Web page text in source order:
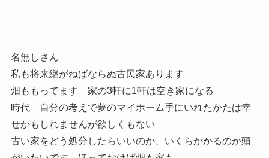
名無しさん
私も将来継がねばならぬ古民家あります
畑ももってます 家の3軒に1軒は空き家になる
時代 自分の考えで夢のマイホーム手にいれたかたは幸
せかもしれませんが欲しくもない
古い家をどう処分したらいいのか、いくらかかるのか頭